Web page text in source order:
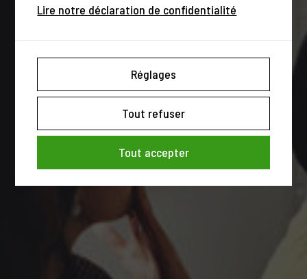
Lire notre déclaration de confidentialité
Réglages
Tout refuser
Tout accepter